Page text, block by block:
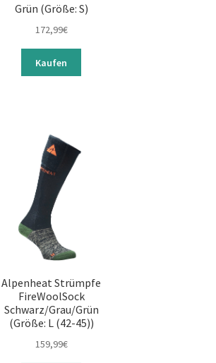
Grün (Größe: S)
172,99€
Kaufen
Alpenheat Strümpfe
FireWoolSock
Schwarz/Grau/Grün
(Größe: L (42-45))
159,99€